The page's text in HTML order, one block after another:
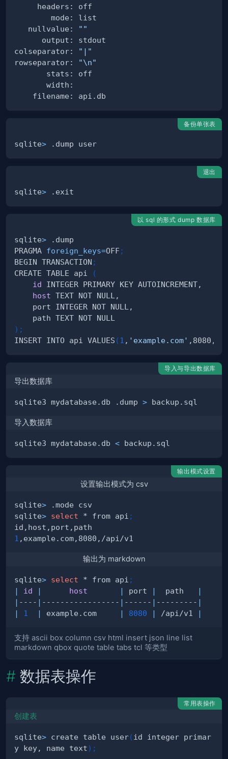
   nullvalue:
""
colseparator:
"|"
rowseparator:
"\n"
备份单张表
sqlite>
退出
sqlite>
以 sql 的形式 dump 数据库
sqlite>
PRAGMA foreign_keys=OFF;
BEGIN TRANSACTION ;
CREATE TABLE api
(
id
host
) ;
INSERT INTO api VALUES (1 , 'example.com' ,8080,
导入与导出数据库
导出数据库
sqlite3 mydatabase.db .dump >
导入数据库
sqlite3 mydatabase.db <
输出模式设置
设置输出模式为 csv
sqlite>
sqlite> select * from api ;
1
输出为 markdown
sqlite> select * from api ;
|
id | host | port |
  path
|
| ---- | ----------------- | ------ | --------- |
|
1 | example.com | 8080 | /api/v1 |
支持 ascii box column csv html insert json line list
markdown qbox quote table tabs tcl 等类型
数据表操作
常用表操作
创建表
sqlite> create table user( id integer primar
y key, name text) ;